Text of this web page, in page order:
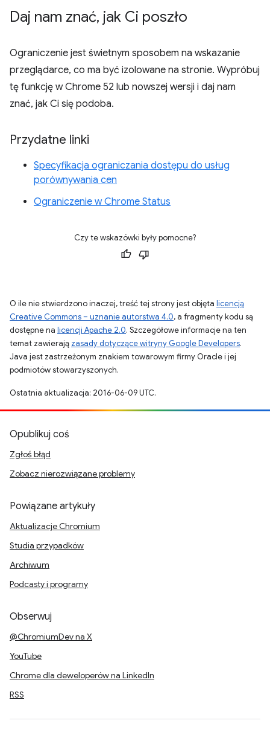
Daj nam znać, jak Ci poszło
Ograniczenie jest świetnym sposobem na wskazanie
przeglądarce, co ma być izolowane na stronie. Wypróbuj
tę funkcję w Chrome 52 lub nowszej wersji i daj nam
znać, jak Ci się podoba.
Przydatne linki
Specyfikacja ograniczania dostępu do usług
porównywania cen
Ograniczenie w Chrome Status
Czy te wskazówki były pomocne?
O ile nie stwierdzono inaczej, treść tej strony jest objęta licencją
Creative Commons – uznanie autorstwa 4.0, a fragmenty kodu są
dostępne na licencji Apache 2.0. Szczegółowe informacje na ten
temat zawierają zasady dotyczące witryny Google Developers.
Java jest zastrzeżonym znakiem towarowym firmy Oracle i jej
podmiotów stowarzyszonych.
Ostatnia aktualizacja: 2016-06-09 UTC.
Opublikuj coś
Zgłoś błąd
Zobacz nierozwiązane problemy
Powiązane artykuły
Aktualizacje Chromium
Studia przypadków
Archiwum
Podcasty i programy
Obserwuj
@ChromiumDev na X
YouTube
Chrome dla deweloperów na LinkedIn
RSS